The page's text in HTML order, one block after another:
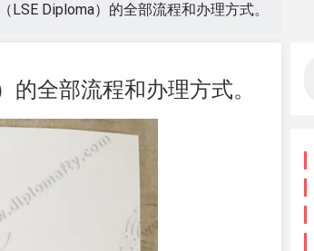
Diploma）的全部流程和办理方式。
全部流程和办理方式。